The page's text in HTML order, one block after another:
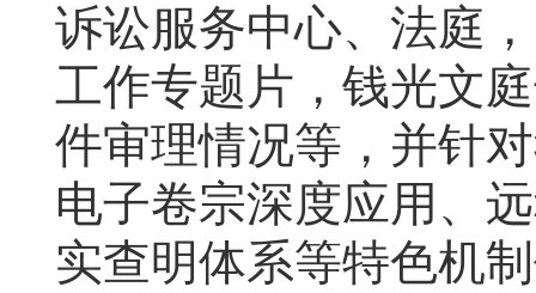
诉讼服务中心、法庭
工作专题片，钱光文
件审理情况等，并针
电子卷宗深度应用、
实查明体系等特色机